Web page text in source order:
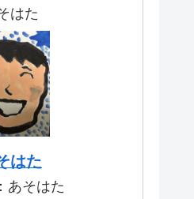
はた
はた
あそはた